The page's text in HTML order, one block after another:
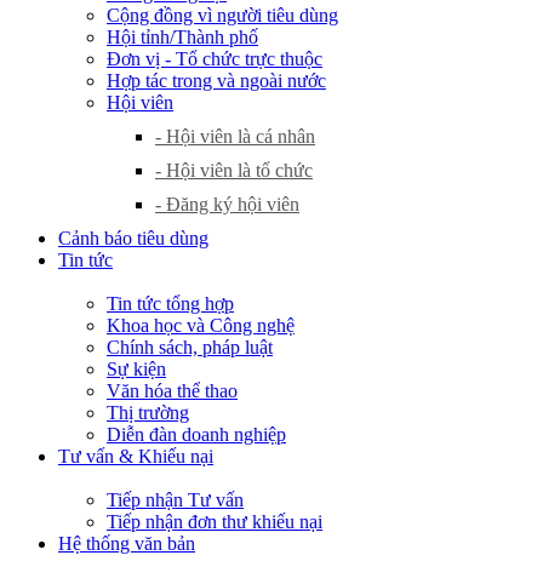
Cộng đồng vì người tiêu dùng
Hội tỉnh/Thành phố
Đơn vị - Tổ chức trực thuộc
Hợp tác trong và ngoài nước
Hội viên
- Hội viên là cá nhân
- Hội viên là tổ chức
- Đăng ký hội viên
Cảnh báo tiêu dùng
Tin tức
Tin tức tổng hợp
Khoa học và Công nghệ
Chính sách, pháp luật
Sự kiện
Văn hóa thể thao
Thị trường
Diễn đàn doanh nghiệp
Tư vấn & Khiếu nại
Tiếp nhận Tư vấn
Tiếp nhận đơn thư khiếu nại
Hệ thống văn bản